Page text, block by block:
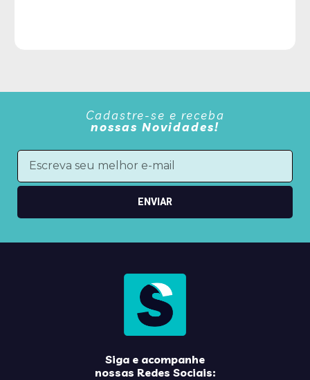
Cadastre-se e receba
nossas Novidades!
ENVIAR
Siga e acompanhe
nossas Redes Sociais: